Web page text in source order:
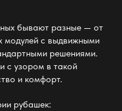
бывают разные — от
модулей с выдвижными
решениями.
с узором в такой
и комфорт.
рубашек: